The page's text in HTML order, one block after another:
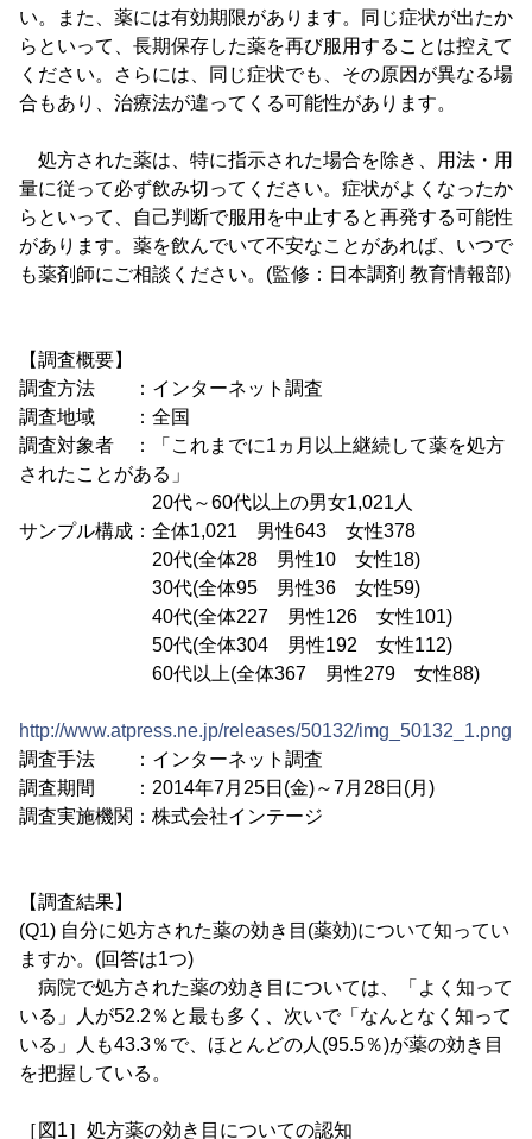
い。また、薬には有効期限があります。同じ症状が出たか
らといって、長期保存した薬を再び服用することは控えて
ください。さらには、同じ症状でも、その原因が異なる場
合もあり、治療法が違ってくる可能性があります。
処方された薬は、特に指示された場合を除き、用法・用
量に従って必ず飲み切ってください。症状がよくなったか
らといって、自己判断で服用を中止すると再発する可能性
があります。薬を飲んでいて不安なことがあれば、いつで
も薬剤師にご相談ください。(監修：日本調剤 教育情報部)
【調査概要】
調査方法 ：インターネット調査
調査地域 ：全国
調査対象者 ：「これまでに1ヵ月以上継続して薬を処方
されたことがある」
20代～60代以上の男女1,021人
サンプル構成：全体1,021 男性643 女性378
20代(全体28 男性10 女性18)
30代(全体95 男性36 女性59)
40代(全体227 男性126 女性101)
50代(全体304 男性192 女性112)
60代以上(全体367 男性279 女性88)
http://www.atpress.ne.jp/releases/50132/img_50132_1.png
調査手法 ：インターネット調査
調査期間 ：2014年7月25日(金)～7月28日(月)
調査実施機関：株式会社インテージ
【調査結果】
(Q1) 自分に処方された薬の効き目(薬効)について知ってい
ますか。(回答は1つ)
病院で処方された薬の効き目については、「よく知って
いる」人が52.2％と最も多く、次いで「なんとなく知って
いる」人も43.3％で、ほとんどの人(95.5％)が薬の効き目
を把握している。
［図1］処方薬の効き目についての認知